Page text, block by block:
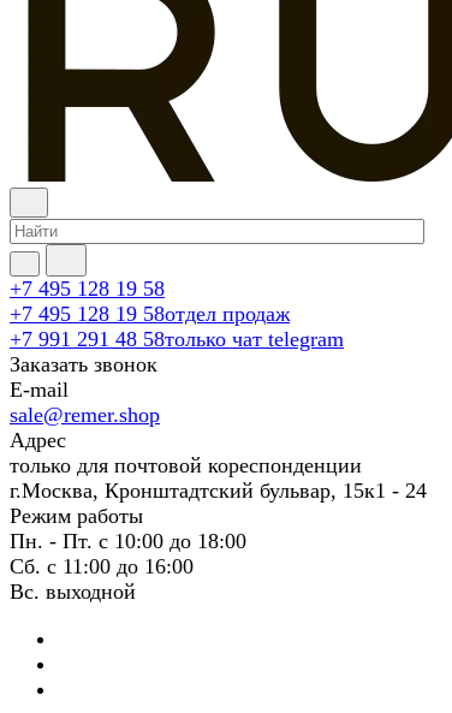
+7 495 128 19 58
+7 495 128 19 58отдел продаж
+7 991 291 48 58только чат telegram
Заказать звонок
E-mail
sale@remer.shop
Адрес
только для почтовой кореспонденции
г.Москва, Кронштадтский бульвар, 15к1 - 24
Режим работы
Пн. - Пт. с 10:00 до 18:00
Сб. с 11:00 до 16:00
Вс. выходной